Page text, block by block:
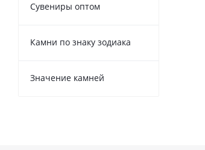
Сувениры оптом
Камни по знаку зодиака
Значение камней